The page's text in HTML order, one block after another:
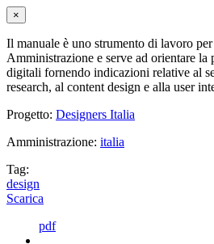
×
Il manuale è uno strumento di lavoro
Amministrazione e serve ad orientare la
digitali fornendo indicazioni relative al
research, al content design e alla user
Progetto: Designers Italia
Amministrazione: italia
Tag:
design
Scarica
pdf